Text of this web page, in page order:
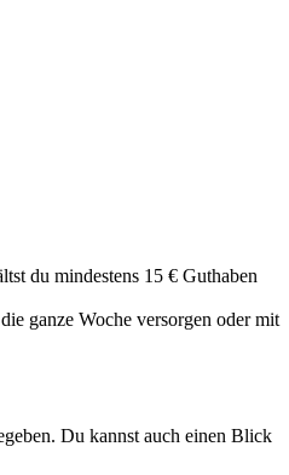
du mindestens 15 € Guthaben
ganze Woche versorgen oder mit
Du kannst auch einen Blick